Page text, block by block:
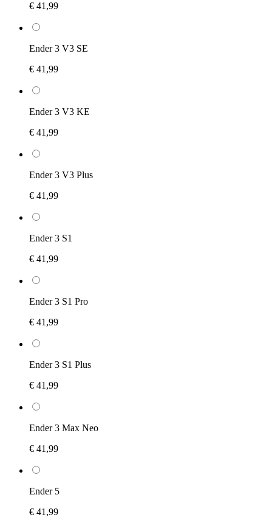
€ 41,99
Ender 3 V3 SE
€ 41,99
Ender 3 V3 KE
€ 41,99
Ender 3 V3 Plus
€ 41,99
Ender 3 S1
€ 41,99
Ender 3 S1 Pro
€ 41,99
Ender 3 S1 Plus
€ 41,99
Ender 3 Max Neo
€ 41,99
Ender 5
€ 41,99